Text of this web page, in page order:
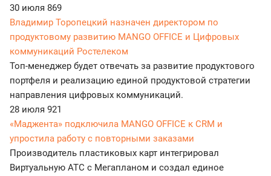
30 июля 869
Владимир Торопецкий назначен директором по
продуктовому развитию MANGO OFFICE и Цифровых
коммуникаций Ростелеком
Топ-менеджер будет отвечать за развитие продуктового
портфеля и реализацию единой продуктовой стратегии
направления цифровых коммуникаций.
28 июля 921
«Маджента» подключила MANGO OFFICE к CRM и
упростила работу с повторными заказами
Производитель пластиковых карт интегрировал
Виртуальную АТС с Мегапланом и создал единое